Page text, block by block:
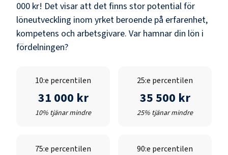
000 kr! Det visar att det finns stor potential för
löneutveckling inom yrket beroende på erfarenhet,
kompetens och arbetsgivare. Var hamnar din lön i
fördelningen?
10:e percentilen
31 000 kr
10% tjänar mindre
25:e percentilen
35 500 kr
25% tjänar mindre
75:e percentilen 90:e percentilen